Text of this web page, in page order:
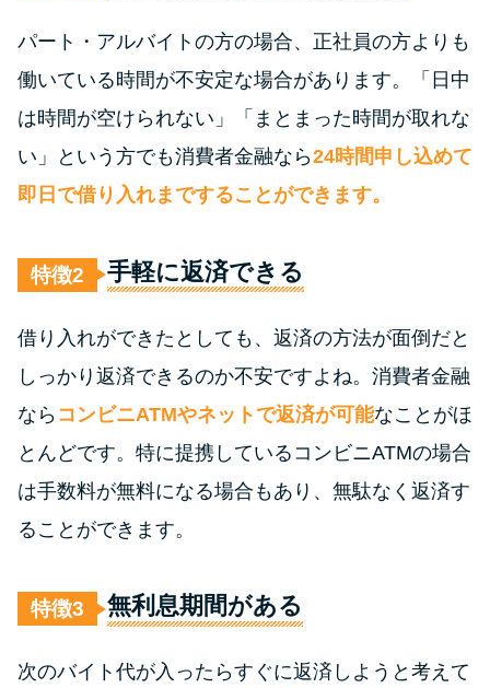
家賃払えないが強制退去は避け
たい…市役所に相談より賢い方
法2選
街金とは？絶対審査通る？借金
に悩む人へ街金をおすすめしな
い理由
質屋でお金を借りるには？年利
較
未成年でもお金を借りられる？
学生がお金を借りる方法があ
る？
学生がお金を借りる方法は？親
を解説
パート・アルバイトの方の場合、正社員の方よりも
働いている時間が不安定な場合があります。「日中
は時間が空けられない」「まとまった時間が取れな
い」という方でも消費者金融なら24時間申し込めて
即日で借り入れまですることができます。
特徴 手軽に返済できる
借り入れができたとしても、返済の方法が面倒だと
しっかり返済できるのか不安ですよね。消費者金融
なら コンビニATMやネットで返済が可能なことがほ
とんどです。特に提携しているコンビニATMの場合
は手数料が無料になる場合もあり、無駄なく返済す
ることができます。
特徴 無利息期間がある
次のバイト代が入ったらすぐに返済しようと考えて